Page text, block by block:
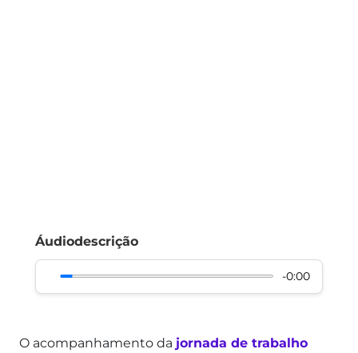
Áudiodescrição
-0:00
O acompanhamento da jornada de trabalho